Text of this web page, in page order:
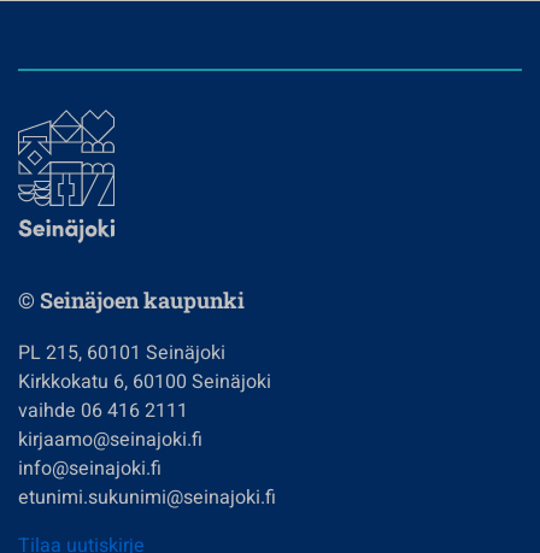
© Seinäjoen kaupunki
PL 215, 60101 Seinäjoki
Kirkkokatu 6, 60100 Seinäjoki
vaihde 06 416 2111
kirjaamo@seinajoki.fi
info@seinajoki.fi
etunimi.sukunimi@seinajoki.fi
Tilaa uutiskirje